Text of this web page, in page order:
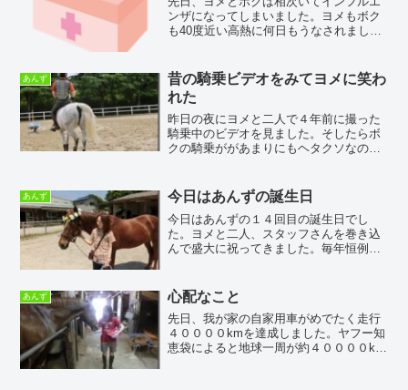
ンザになってしまいました。ヨメもボク
も40度近い高熱に何日もうなされまし
何十年ぶりでの感染です。皆さん気をつ
けてくださいね。手洗いと...
あんず
昔の騎乗ビデオをみてヨメに笑わ
れた
昨日の夜にヨメと二人で４年前に撮った
騎乗中のビデオを見ました。そしたらボ
クの騎乗ががあまりにもヘタクソなので
んです。軸がブレブレで、手綱を持つ手
がバラバラなのです。しか...
あんず 今日はあんずの誕生日
今日はあんずの１４回目の誕生日でし
た。ヨメと二人、スタッフさんを巻き込
んで盛大に祝ってきました。毎年恒例の
力作です。青草の土台にリンゴのベース
です。そしてニンジンの文字...
あんず 心配なこと
先日、我が家の自家用車がめでたく走行
４００００kmを達成しました。ヤフー知
恵袋によると地球一周が約４００００km